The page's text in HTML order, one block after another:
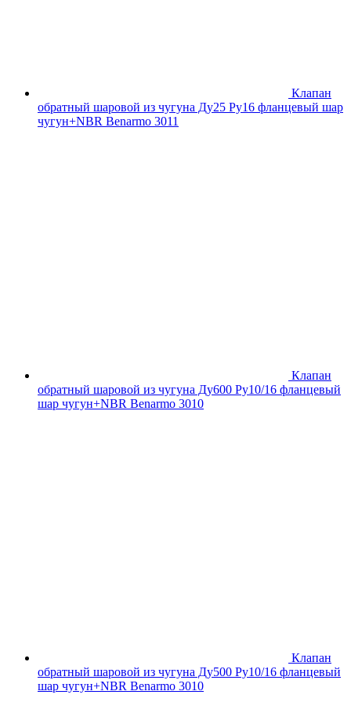
Клапан
обратный шаровой из чугуна Ду25 Ру16 фланцевый шар
чугун+NBR Benarmo 3011
Клапан
обратный шаровой из чугуна Ду600 Ру10/16 фланцевый
шар чугун+NBR Benarmo 3010
Клапан
обратный шаровой из чугуна Ду500 Ру10/16 фланцевый
шар чугун+NBR Benarmo 3010